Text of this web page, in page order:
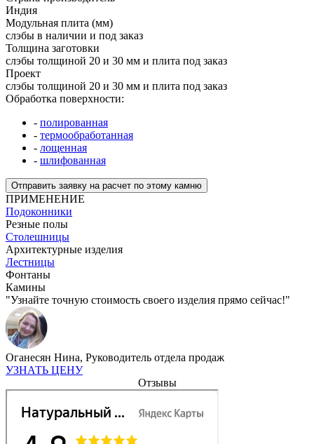
Индия
Модульная плита (мм)
слэбы в наличии и под заказ
Толщина заготовки
слэбы толщиной 20 и 30 мм и плита под заказ
Проект
слэбы толщиной 20 и 30 мм и плита под заказ
Обработка поверхности:
- полированная
- термообработанная
- лощенная
- шлифованная
Отправить заявку на расчет по этому камню
ПРИМЕНЕНИЕ
Подоконники
Резные полы
Столешницы
Архитектурные изделия
Лестницы
Фонтаны
Камины
"Узнайте точную стоимость своего изделия прямо сейчас!"
Оганесян Нина, Руководитель отдела продаж
УЗНАТЬ ЦЕНУ
Отзывы